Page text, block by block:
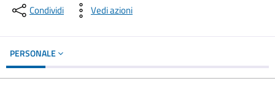
Condividi Vedi azioni
PERSONALE